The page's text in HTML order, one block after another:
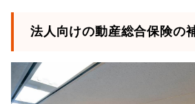
法人向けの動産総合保険の